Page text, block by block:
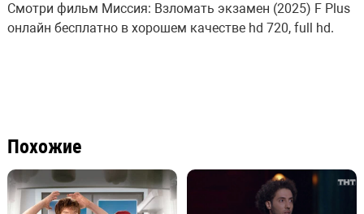
Смотри фильм Миссия: Взломать экзамен (2025) F Plus
онлайн бесплатно в хорошем качестве hd 720, full hd.
Похожие